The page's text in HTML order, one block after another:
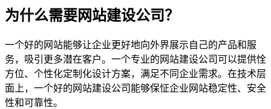
为什么需要网站建设公司？
一个好的网站能够让企业更好地向外界展示自己的产品和服
务，吸引更多潜在客户。一个专业的网站建设公司可以提供恮
方位、个性化定制化设计方案，满足不同企业需求。在技术层
面上，一个好的网站建设公司能够保怔企业网站稳定性、安全
性和可靠性。